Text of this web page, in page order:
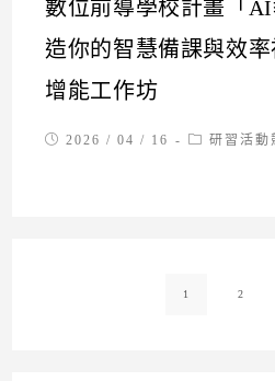
數位前導學校計畫「AI
造你的智慧備課與效
增能工作坊
Post2026 / 04 / 16
Post研習活動
1 2